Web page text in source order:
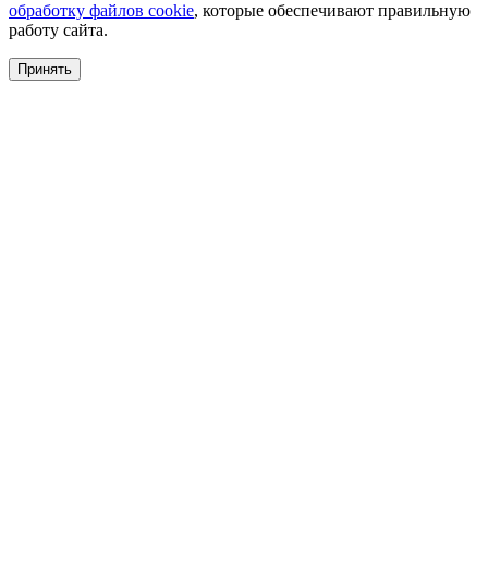
обработку файлов cookie, которые обеспечивают правильную
работу сайта.
Принять